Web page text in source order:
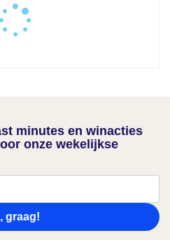
minutes en winacties
onze wekelijkse
graag!